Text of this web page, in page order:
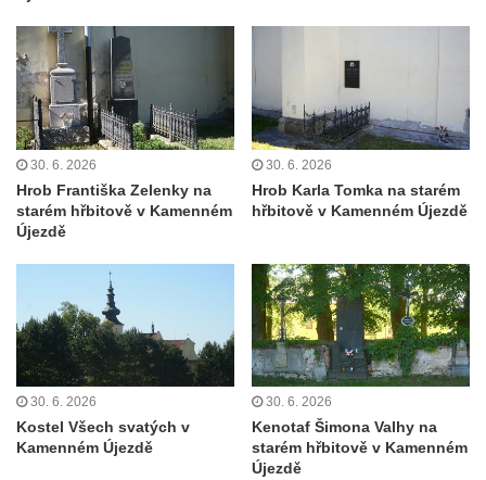
Kříž na Strážném vrchu v Rumburku
Kříž poblíž Ovčího mostu u Tisové
Kříž u kaple svatých Cyrila a Metoděje v
Kunraticích u Šluknova
Kříž na zahradě u domu ev. č. 11 v
Kunraticích u Šluknova
Kříž naproti domu čp. 34 v Kunraticích u
Kříž u polní cesty mezi Šluknovem a
Knížecím
Školní kříž u polní cesty nad Lipovou ulicí v
Rychnově u Jablonce nad Nisou
Boží muka Anděl strážce v Kostelní ulici v
Rychnově u Jablonce nad Nisou
Centrální kříž bývalého hřbitova u kostela
30. 6. 2026
Hrob Františka Zelenky na
starém hřbitově v Kamenném
Újezdě
30. 6. 2026
Hrob Karla Tomka na starém
hřbitově v Kamenném Újezdě
30. 6. 2026
Kostel Všech svatých v
Kamenném Újezdě
30. 6. 2026
Kenotaf Šimona Valhy na
starém hřbitově v Kamenném
Újezdě